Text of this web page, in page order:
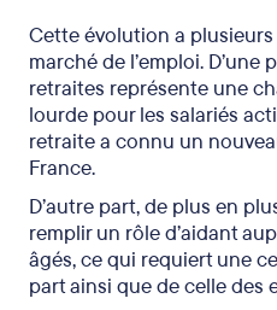
Cette évolution a
marché de l’emploi. D’une
retraites représente une
lourde pour les salariés
retraite a connu un
France.
D’autre part, de plus en
remplir un rôle d’aidant
âgés, ce qui requiert une
part ainsi que de celle des